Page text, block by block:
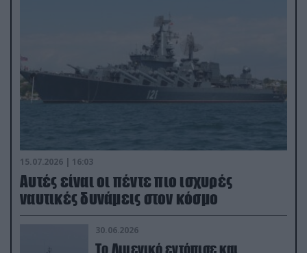
15.07.2026 | 16:03
Aυτές είναι οι πέντε πιο ισχυρές
ναυτικές δυνάμεις στον κόσμο
30.06.2026
Το Λιμενικό εντόπισε και